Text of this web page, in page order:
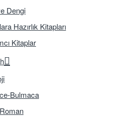
Dengi
Hazırlık Kitapları
Kitaplar
Bulmaca